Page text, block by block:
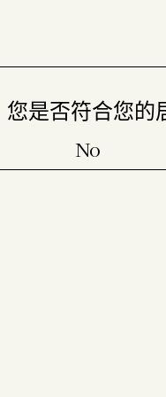
您是否符合您的
No